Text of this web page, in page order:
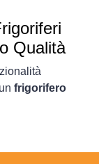
Qualità
frigorifero